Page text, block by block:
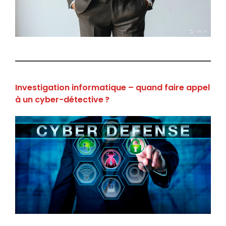
Investigation informatique – quand faire appel
à un cyber-détective ?